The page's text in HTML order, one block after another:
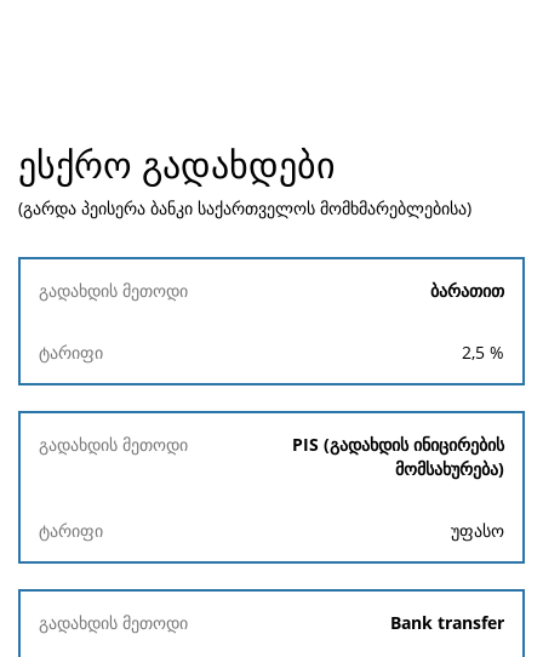
ესქრო გადახდები
(გარდა პეისერა ბანკი საქართველოს მომხმარებლებისა)
გადახდის
ბარათით
2,5 %
PIS (გადახდის ინიცირების
მომსახურება)
უფასო
Bank transfer